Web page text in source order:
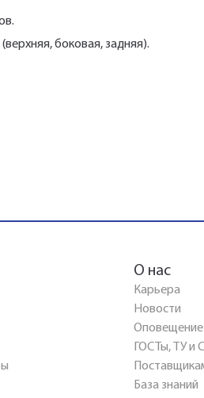
боковая, задняя).
О нас
Карьера
Новости
ГОСТы, ТУ и
База знаний